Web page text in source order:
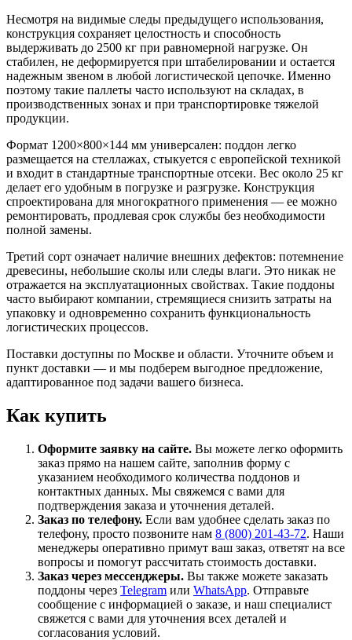
Несмотря на видимые следы предыдущего использования,
конструкция сохраняет целостность и способность
выдерживать до 2500 кг при равномерной нагрузке. Он
стабилен, не деформируется при штабелировании и остается
надежным звеном в любой логистической цепочке. Именно
поэтому такие паллеты часто используют на складах, в
производственных зонах и при транспортировке тяжелой
продукции.
Формат 1200×800×144 мм универсален: поддон легко
размещается на стеллажах, стыкуется с европейской техникой
и входит в стандартные транспортные отсеки. Вес около 25 кг
делает его удобным в погрузке и разгрузке. Конструкция
спроектирована для многократного применения — ее можно
ремонтировать, продлевая срок службы без необходимости
полной замены.
Третий сорт означает наличие внешних дефектов: потемнение
древесины, небольшие сколы или следы влаги. Это никак не
отражается на эксплуатационных свойствах. Такие поддоны
часто выбирают компании, стремящиеся снизить затраты на
упаковку и одновременно сохранить функциональность
логистических процессов.
Поставки доступны по Москве и области. Уточните объем и
пункт доставки — и мы подберем выгодное предложение,
адаптированное под задачи вашего бизнеса.
Как купить
Оформите заявку на сайте. Вы можете легко оформить
заказ прямо на нашем сайте, заполнив форму с
указанием необходимого количества поддонов и
контактных данных. Мы свяжемся с вами для
подтверждения заказа и уточнения деталей.
Заказ по телефону. Если вам удобнее сделать заказ по
телефону, просто позвоните нам 8 (800) 201-43-72. Наши
менеджеры оперативно примут ваш заказ, ответят на все
вопросы и помогут рассчитать стоимость доставки.
Заказ через мессенджеры. Вы также можете заказать
поддоны через Telegram или WhatsApp. Отправьте
сообщение с информацией о заказе, и наш специалист
свяжется с вами для уточнения всех деталей и
согласования условий.